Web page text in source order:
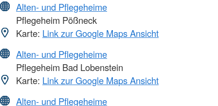
Alten- und Pflegeheime
Pflegeheim Pößneck
Karte: Link zur Google Maps Ansicht
Alten- und Pflegeheime
Pflegeheim Bad Lobenstein
Karte: Link zur Google Maps Ansicht
Alten- und Pflegeheime